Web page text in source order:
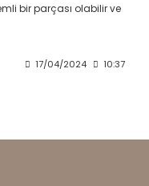
bir parçası olabilir ve
17/04/2024 10:37